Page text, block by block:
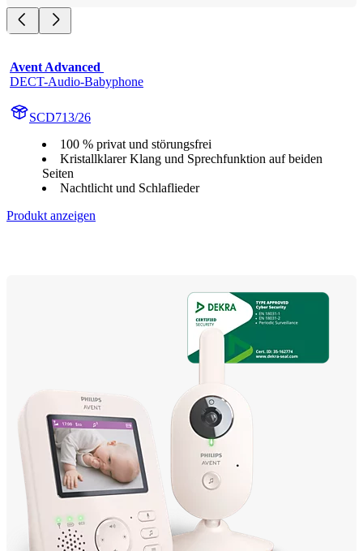
Avent Advanced
DECT-Audio-Babyphone
SCD713/26
100 % privat und störungsfrei
Kristallklarer Klang und Sprechfunktion auf beiden
Seiten
Nachtlicht und Schlaflieder
Produkt anzeigen